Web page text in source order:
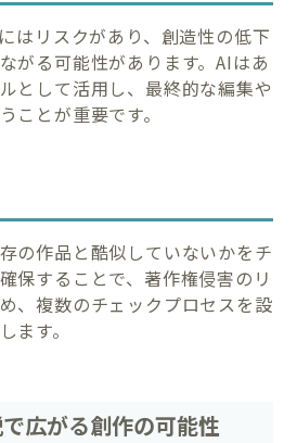
はリスクがあり、創造性の低下
がる可能性があります。AIはあ
として活用し、最終的な編集や
ことが重要です。
の作品と酷似していないかをチ
保することで、著作権侵害のリ
、複数のチェックプロセスを設
ます。
広がる創作の可能性